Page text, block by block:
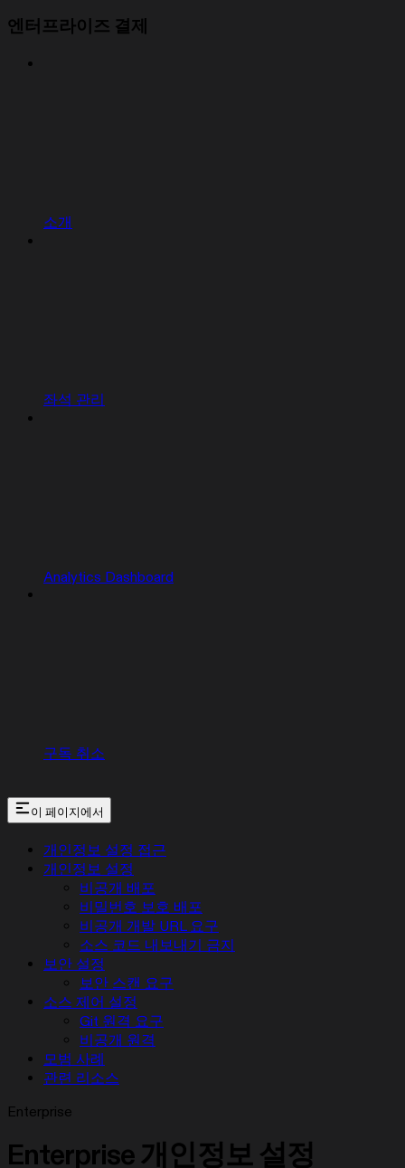
엔터프라이즈 결제
소개
좌석 관리
Analytics Dashboard
구독 취소
이 페이지에서
개인정보 설정 접근
개인정보 설정
비공개 배포
비밀번호 보호 배포
비공개 개발 URL 요구
소스 코드 내보내기 금지
보안 설정
보안 스캔 요구
소스 제어 설정
Git 원격 요구
비공개 원격
모범 사례
관련 리소스
Enterprise
Enterprise 개인정보 설정